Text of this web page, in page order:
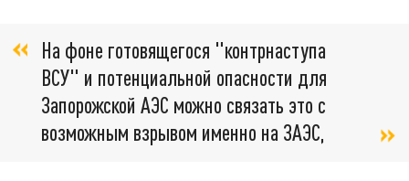
На фоне готовящегося "контрнаступа
ВСУ" и потенциальной опасности для
Запорожской АЭС можно связать это с
возможным взрывом именно на ЗАЭС,